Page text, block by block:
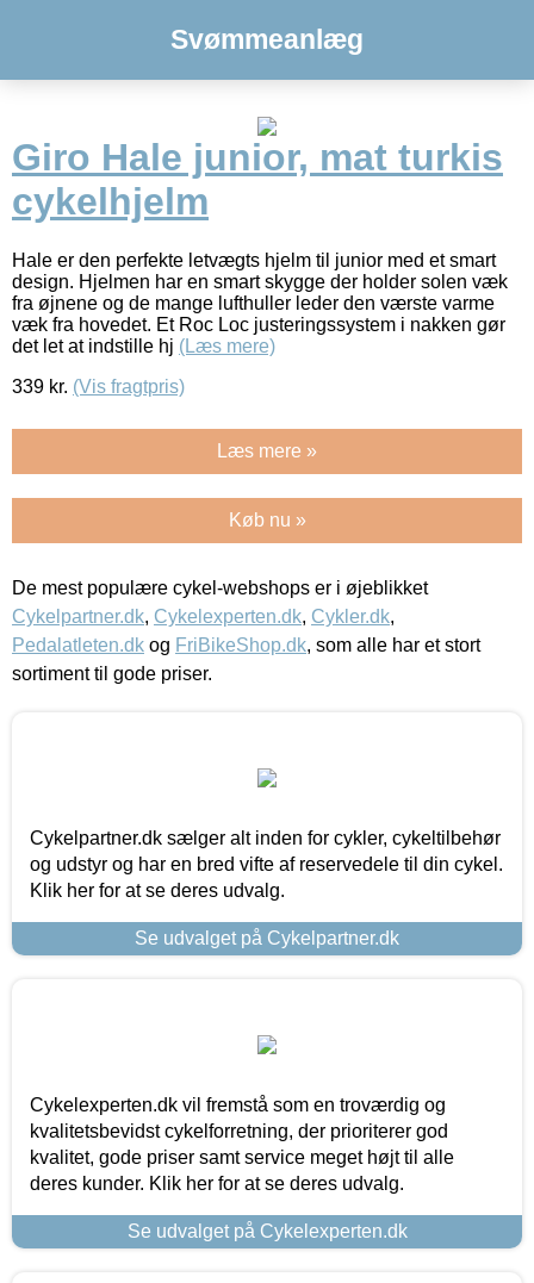
Svømmeanlæg
Giro Hale junior, mat turkis
cykelhjelm
Hale er den perfekte letvægts hjelm til junior med et smart
design. Hjelmen har en smart skygge der holder solen væk
fra øjnene og de mange lufthuller leder den værste varme
væk fra hovedet. Et Roc Loc justeringssystem i nakken gør
det let at indstille hj (Læs mere)
339 kr. (Vis fragtpris)
Læs mere »
Køb nu »
De mest populære cykel-webshops er i øjeblikket
Cykelpartner.dk, Cykelexperten.dk, Cykler.dk,
Pedalatleten.dk og FriBikeShop.dk, som alle har et stort
sortiment til gode priser.
Cykelpartner.dk sælger alt inden for cykler, cykeltilbehør
og udstyr og har en bred vifte af reservedele til din cykel.
Klik her for at se deres udvalg.
Se udvalget på Cykelpartner.dk
Cykelexperten.dk vil fremstå som en troværdig og
kvalitetsbevidst cykelforretning, der prioriterer god
kvalitet, gode priser samt service meget højt til alle
deres kunder. Klik her for at se deres udvalg.
Se udvalget på Cykelexperten.dk